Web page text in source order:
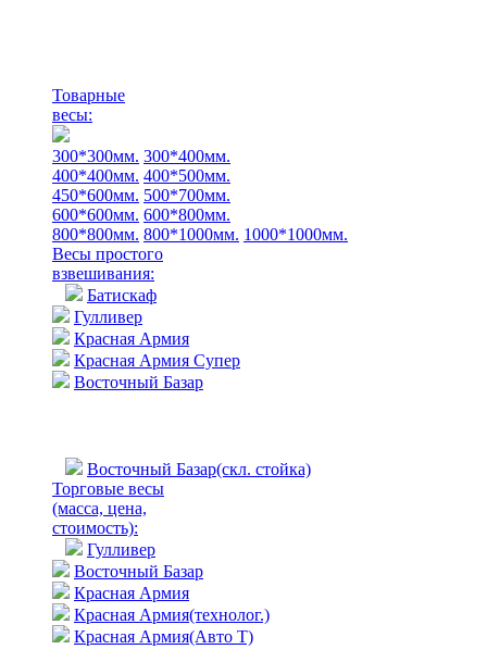
Товарные
весы:
300*300мм. 300*400мм.
400*400мм. 400*500мм.
450*600мм. 500*700мм.
600*600мм. 600*800мм.
800*800мм. 800*1000мм. 1000*1000мм.
Весы простого
взвешивания:
Батискаф
Гулливер
Красная Армия
Красная Армия Супер
Восточный Базар
Восточный Базар(скл. стойка)
Торговые весы
(масса, цена,
стоимость):
Гулливер
Восточный Базар
Красная Армия
Красная Армия(технолог.)
Красная Армия(Авто Т)